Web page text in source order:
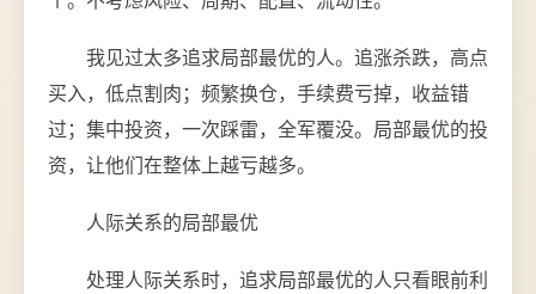
我见过太多追求局部最优的人。追涨杀跌，高点
买入，低点割肉；频繁换仓，手续费亏掉，收益错
过；集中投资，一次踩雷，全军覆没。局部最优的投
资，让他们在整体上越亏越多。
人际关系的局部最优
处理人际关系时，追求局部最优的人只看眼前利